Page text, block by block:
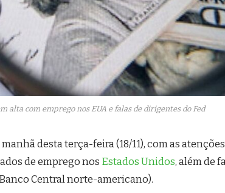
alta com emprego nos EUA e falas de dirigentes do Fed
desta terça-feira (18/11), com as
de emprego nos Estados Unidos, além de
Banco Central norte-americano).